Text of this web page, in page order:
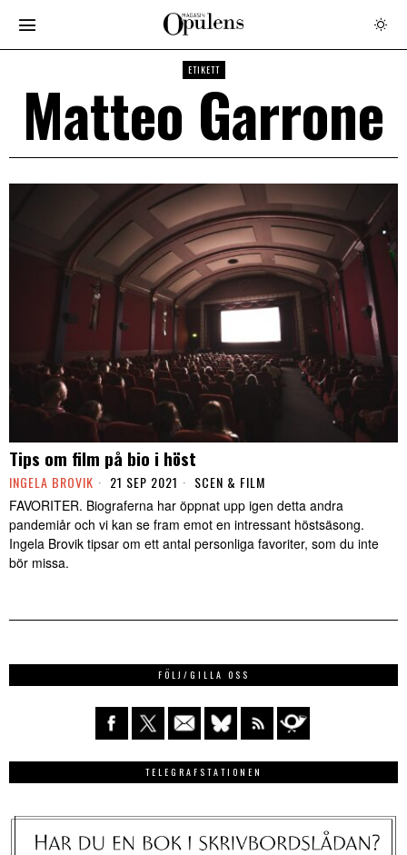
ETIKETT
Matteo Garrone
Tips om film på bio i höst
INGELA BROVIK 21 SEP 2021 SCEN & FILM
FAVORITER. Biograferna har öppnat upp igen detta andra
pandemiår och vi kan se fram emot en intressant höstsäsong.
Ingela Brovik tipsar om ett antal personliga favoriter, som du inte
bör missa.
FÖLJ/GILLA OSS
TELEGRAFSTATIONEN